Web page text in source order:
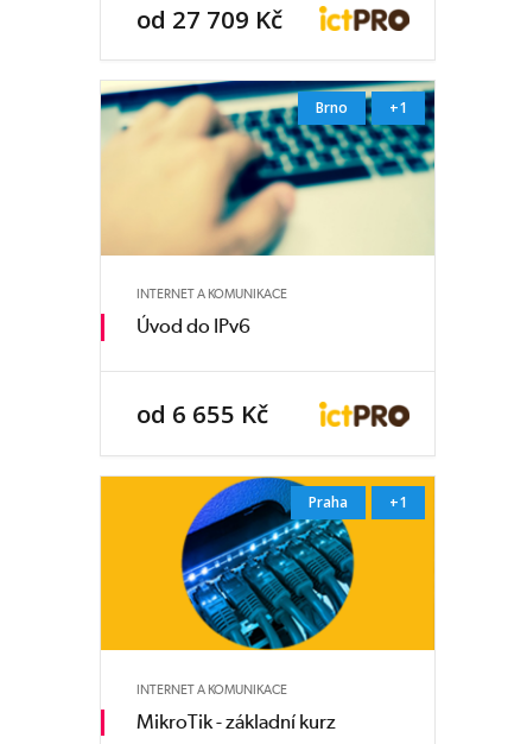
od 27 709 Kč
Brno +1
INTERNET A KOMUNIKACE
Úvod do IPv6
od 6 655 Kč
Praha +1
INTERNET A KOMUNIKACE
MikroTik - základní kurz